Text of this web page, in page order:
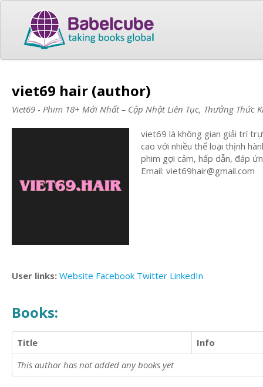
viet69 hair (author)
Viet69 - Phim 18+ Mới Nhất – Cập Nhật Liên Tục, Thưởng Thức
viet69 là không gian giải trí
cao với nhiều thể loại thịnh
phim gợi cảm, hấp dẫn, đáp
Email: viet69hair@gmail.com
User links: Website Facebook Twitter LinkedIn
Books:
Title
Info
This author has not added any books yet